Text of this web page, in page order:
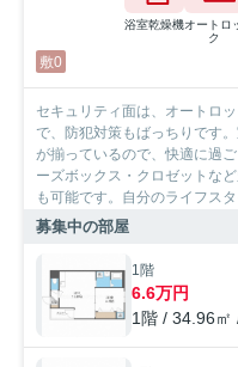
浴室乾燥機オートロ
ク
敷0
セキュリティ面は、オートロ
で、防犯対策もばっちりです
が揃っているので、快適に過
ーズボックス・クロゼットな
も可能です。自分のライフス
ミ出し可能な物件です。クレ
なクッキングライフを。お客
神電鉄阪神なんば福エリアで
フにお任せください。
募集中の部屋
1階
6.6万円
1階 / 34.96㎡